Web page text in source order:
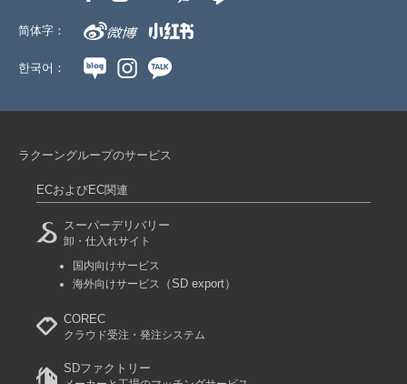
简体字：
한국어：
ラクーングループのサービス
ECおよびEC関連
スーパーデリバリー
卸・仕入れサイト
国内向けサービス
海外向けサービス
（SD export）
COREC
クラウド受注・発注システム
SDファクトリー